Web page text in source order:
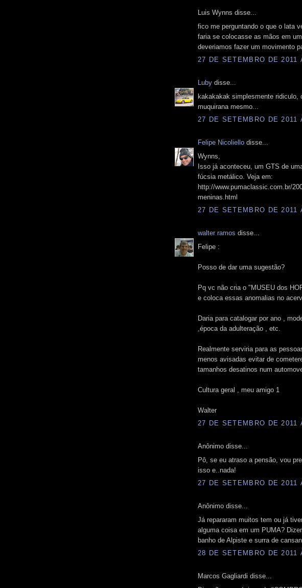
Luis Wynns disse...
fico me perguntando o que o lata
faria se colocasse as mãos em
deveriamos fazer um movimento
27 DE SETEMBRO DE 2011
Luby disse...
kakakakak simplesmente ridiculo,
muquirana mesmo...
27 DE SETEMBRO DE 2011
Felipe Nicoliello disse...
Wynns,
Isso já aconteceu, um GTS de
fúcsia metálico. Veja em:
http://www.pumaclassic.com.br/
meninas.html
27 DE SETEMBRO DE 2011
walter ramos disse...
Felipe :
Posso de dar uma sugestão?
Pq vc não cria o "MUSEU dos
e coloca essas anomalias no
Daria para catalogar por ano ,
,época da adulteração , etc.
Realmente serviria para as
menos avisadas evitar de
tamanhos desatinos num
Cultura geral , meu amigo 1
Walter
27 DE SETEMBRO DE 2011
Anônimo disse...
Pô, se eu atraso a pensão, vou
isso e..nada!
27 DE SETEMBRO DE 2011
Anônimo disse...
Já repararam muitos tem ou já
alguma coisa em um PUMA?
banho de Alpiste e surra de
28 DE SETEMBRO DE 2011
Marcos Gagliardi disse...